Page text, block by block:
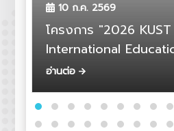
10 ก.ค. 2569
โครงการ "2026 KUST
International
Zone Young Science
Technology
Camp"
อ่านต่อ